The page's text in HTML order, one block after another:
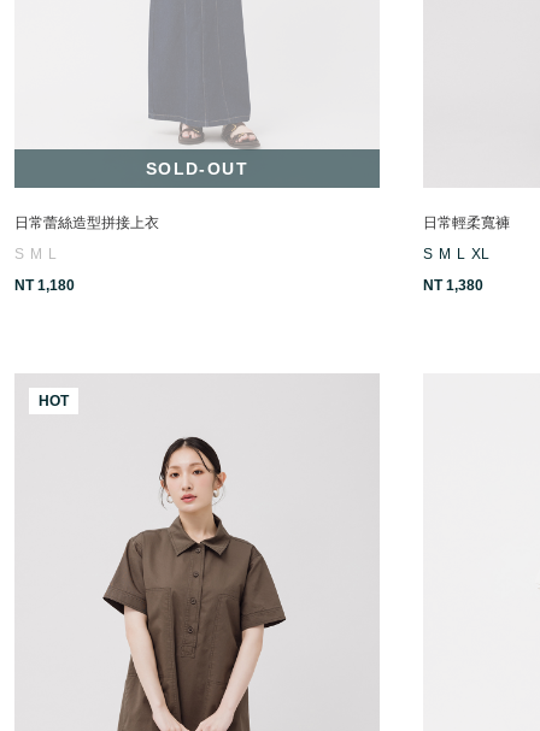
SOLD-OUT
日常蕾絲造型拼接上衣
S M L
NT 1,180
日常輕柔寬褲
S M L
XL
NT 1,380
HOT